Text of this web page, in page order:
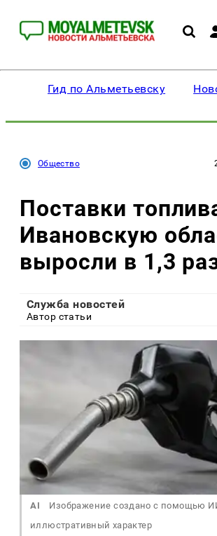
Гид по Альметьевску
Общество
Поставки
Ивановскую
выросли в 1,3
Служба новостей
Автор статьи
AI
Изображение создано с помощью
иллюстративный характер